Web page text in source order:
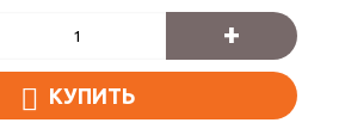
+
КУПИТЬ